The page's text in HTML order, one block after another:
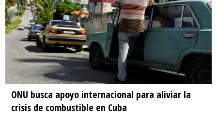
ONU busca apoyo internacional para aliviar la
crisis de combustible en Cuba